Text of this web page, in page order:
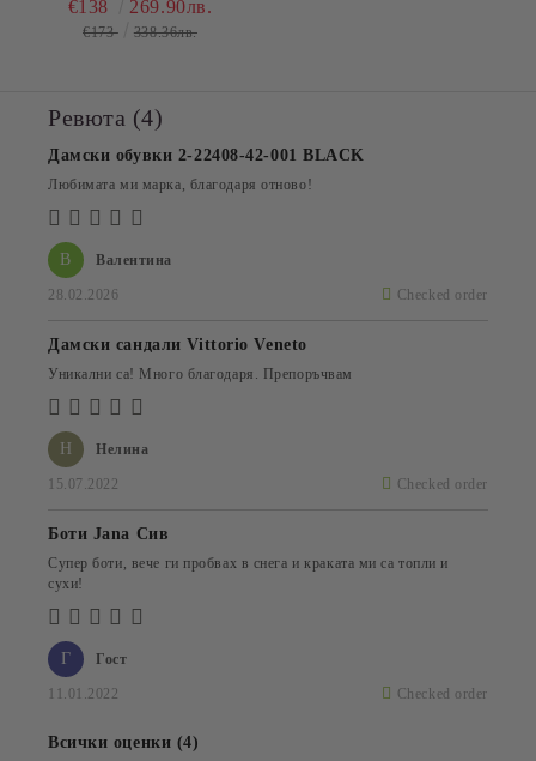
€138 269.90лв.
€173 338.36лв.
Ревюта (4)
В Валентина
28.02.2026 Checked order
Дамски обувки 2-22408-42-001 BLACK
Любимата ми марка, благодаря отново!
Н Нелина
15.07.2022 Checked order
Дамски сандали Vittorio Veneto
Уникални са! Много благодаря. Препоръчвам
Г Гост
11.01.2022 Checked order
Боти Jana Сив
Супер боти, вече ги пробвах в снега и краката ми са топли и
сухи!
Всички оценки (4)